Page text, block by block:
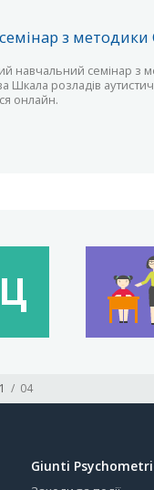
з методики
навчальний семінар з
Шкала розладів
онлайн.
/ 04
Giunti